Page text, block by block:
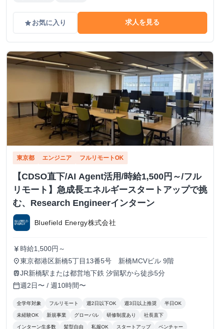
gradeお気に入り 求人を見る
東京都 エンジニア フルリモートOK
【CDSO直下/AI Agent活用/時給1,500円～/フル
リモート】急成長エネルギースタートアップで挑
む、Research Engineerインターン
Bluefield Energy株式会社
currency_yen 時給1,500円～
place東京都港区新橋5丁目13番5号 新橋MCVビル 9階
trainJR新橋駅または都営地下鉄 汐留駅から徒歩5分
calendar_today週2日〜 / 週10時間〜
全学年対象 フルリモート 週2日以下OK 週3日以上推奨 半日OK
未経験OK 新規事業 グローバル 研修制度あり 社長直下
インターン生多数 髪型自由 私服OK スタートアップ ベンチャー